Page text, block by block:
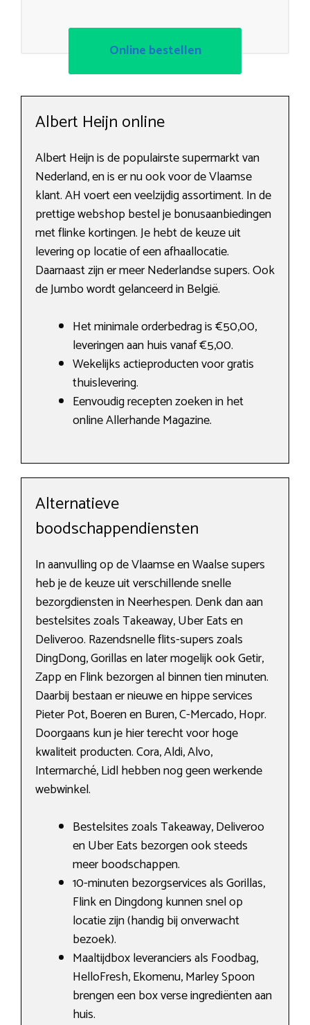
Online bestellen
Albert Heijn online
Albert Heijn is de populairste supermarkt van
Nederland, en is er nu ook voor de Vlaamse
klant. AH voert een veelzijdig assortiment. In de
prettige webshop bestel je bonusaanbiedingen
met flinke kortingen. Je hebt de keuze uit
levering op locatie of een afhaallocatie.
Daarnaast zijn er meer Nederlandse supers. Ook
de Jumbo wordt gelanceerd in België.
Het minimale orderbedrag is €50,00,
leveringen aan huis vanaf €5,00.
Wekelijks actieproducten voor gratis
thuislevering.
Eenvoudig recepten zoeken in het
online Allerhande Magazine.
Alternatieve
boodschappendiensten
In aanvulling op de Vlaamse en Waalse supers
heb je de keuze uit verschillende snelle
bezorgdiensten in Neerhespen. Denk dan aan
bestelsites zoals Takeaway, Uber Eats en
Deliveroo. Razendsnelle flits-supers zoals
DingDong, Gorillas en later mogelijk ook Getir,
Zapp en Flink bezorgen al binnen tien minuten.
Daarbij bestaan er nieuwe en hippe services
Pieter Pot, Boeren en Buren, C-Mercado, Hopr.
Doorgaans kun je hier terecht voor hoge
kwaliteit producten. Cora, Aldi, Alvo,
Intermarché, Lidl hebben nog geen werkende
webwinkel.
Bestelsites zoals Takeaway, Deliveroo
en Uber Eats bezorgen ook steeds
meer boodschappen.
10-minuten bezorgservices als Gorillas,
Flink en Dingdong kunnen snel op
locatie zijn (handig bij onverwacht
bezoek).
Maaltijdbox leveranciers als Foodbag,
HelloFresh, Ekomenu, Marley Spoon
brengen een box verse ingrediënten aan
huis.